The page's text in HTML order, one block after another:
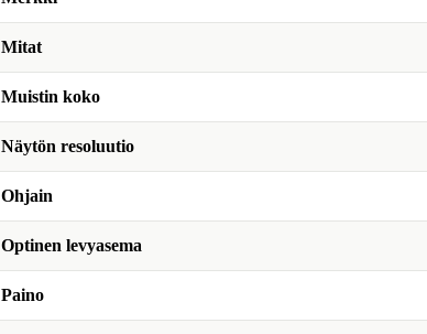
Mitat
Muistin koko
Näytön resoluutio
Ohjain
Optinen levyasema
Paino